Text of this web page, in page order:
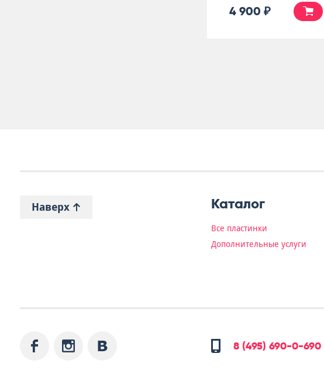
4 900 ₽
Наверх Каталог
Все пластинки
Дополнительные услуги
8 (495) 690-0-690